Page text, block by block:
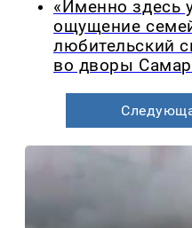
«Именно здесь
ощущение
любительский
во дворы